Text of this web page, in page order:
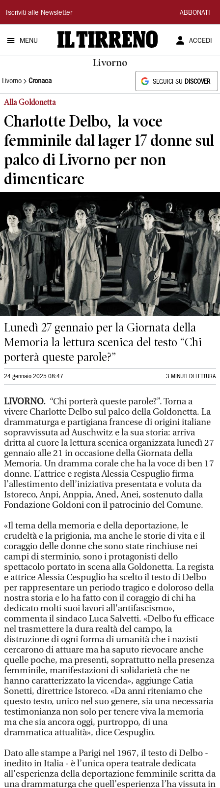
Il
Tirreno
Iscriviti alle Newsletter ABBONATI
MENU ACCEDI
Livorno
Livorno Cronaca SEGUICI SU DISCOVER
Alla Goldonetta
Charlotte Delbo, la voce
femminile dal lager 17 donne sul
palco di Livorno per non
dimenticare
Lunedì 27 gennaio per la Giornata della
Memoria la lettura scenica del testo “Chi
porterà queste parole?”
24 gennaio 2025 08:47 3 MINUTI DI LETTURA
LIVORNO. “Chi porterà queste parole?”. Torna a
vivere Charlotte Delbo sul palco della Goldonetta. La
drammaturga e partigiana francese di origini italiane
sopravvissuta ad Auschwitz e la sua storia: arriva
dritta al cuore la lettura scenica organizzata lunedì 27
gennaio alle 21 in occasione della Giornata della
Memoria. Un dramma corale che ha la voce di ben 17
donne. L’attrice e regista Alessia Cespuglio firma
l’allestimento dell’iniziativa presentata e voluta da
Istoreco, Anpi, Anppia, Aned, Anei, sostenuto dalla
Fondazione Goldoni con il patrocinio del Comune.
«Il tema della memoria e della deportazione, le
crudeltà e la prigionia, ma anche le storie di vita e il
coraggio delle donne che sono state rinchiuse nei
campi di sterminio, sono i protagonisti dello
spettacolo portato in scena alla Goldonetta. La regista
e attrice Alessia Cespuglio ha scelto il testo di Delbo
per rappresentare un periodo tragico e doloroso della
nostra storia e lo ha fatto con il coraggio di chi ha
dedicato molti suoi lavori all'antifascismo»,
commenta il sindaco Luca Salvetti. «Delbo fu efficace
nel trasmettere la dura realtà del campo, la
distruzione di ogni forma di umanità che i nazisti
cercarono di attuare ma ha saputo rievocare anche
quelle poche, ma presenti, soprattutto nella presenza
femminile, manifestazioni di solidarietà che ne
hanno caratterizzato la vicenda», aggiunge Catia
Sonetti, direttrice Istoreco. «Da anni riteniamo che
questo testo, unico nel suo genere, sia una necessaria
testimonianza non solo per tenere viva la memoria
ma che sia ancora oggi, purtroppo, di una
drammatica attualità», dice Cespuglio.
Dato alle stampe a Parigi nel 1967, il testo di Delbo -
inedito in Italia - è l’unica opera teatrale dedicata
all’esperienza della deportazione femminile scritta da
una drammaturga che quell’esperienza l’ha vissuta in